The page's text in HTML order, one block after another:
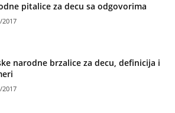
pitalice za decu sa odgovorima
2017
narodne brzalice za decu, definicija i
2017